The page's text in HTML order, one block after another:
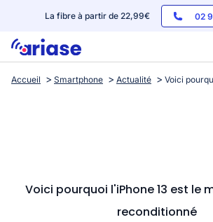
La fibre à partir de 22,99€ 02
Box internet
Streaming
Accueil Smartphone Actualité Voici
Voici pourquoi l'iPhone 13 est le
reconditionné